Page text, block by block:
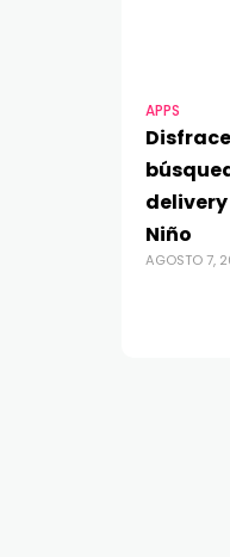
APPS
Niño
AGOSTO 7,